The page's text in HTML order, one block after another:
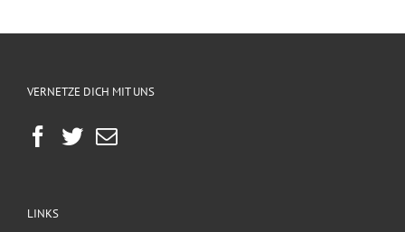
VERNETZE DICH MIT UNS
LINKS